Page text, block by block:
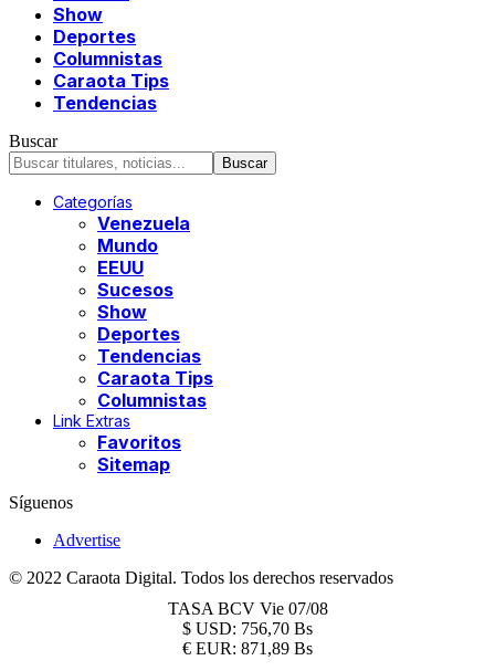
Show
Deportes
Columnistas
Caraota Tips
Tendencias
Buscar
Categorías
Venezuela
Mundo
EEUU
Sucesos
Show
Deportes
Tendencias
Caraota Tips
Columnistas
Link Extras
Favoritos
Sitemap
Síguenos
Advertise
© 2022 Caraota Digital. Todos los derechos reservados
TASA BCV Vie 07/08
$ USD: 756,70 Bs
€ EUR: 871,89 Bs